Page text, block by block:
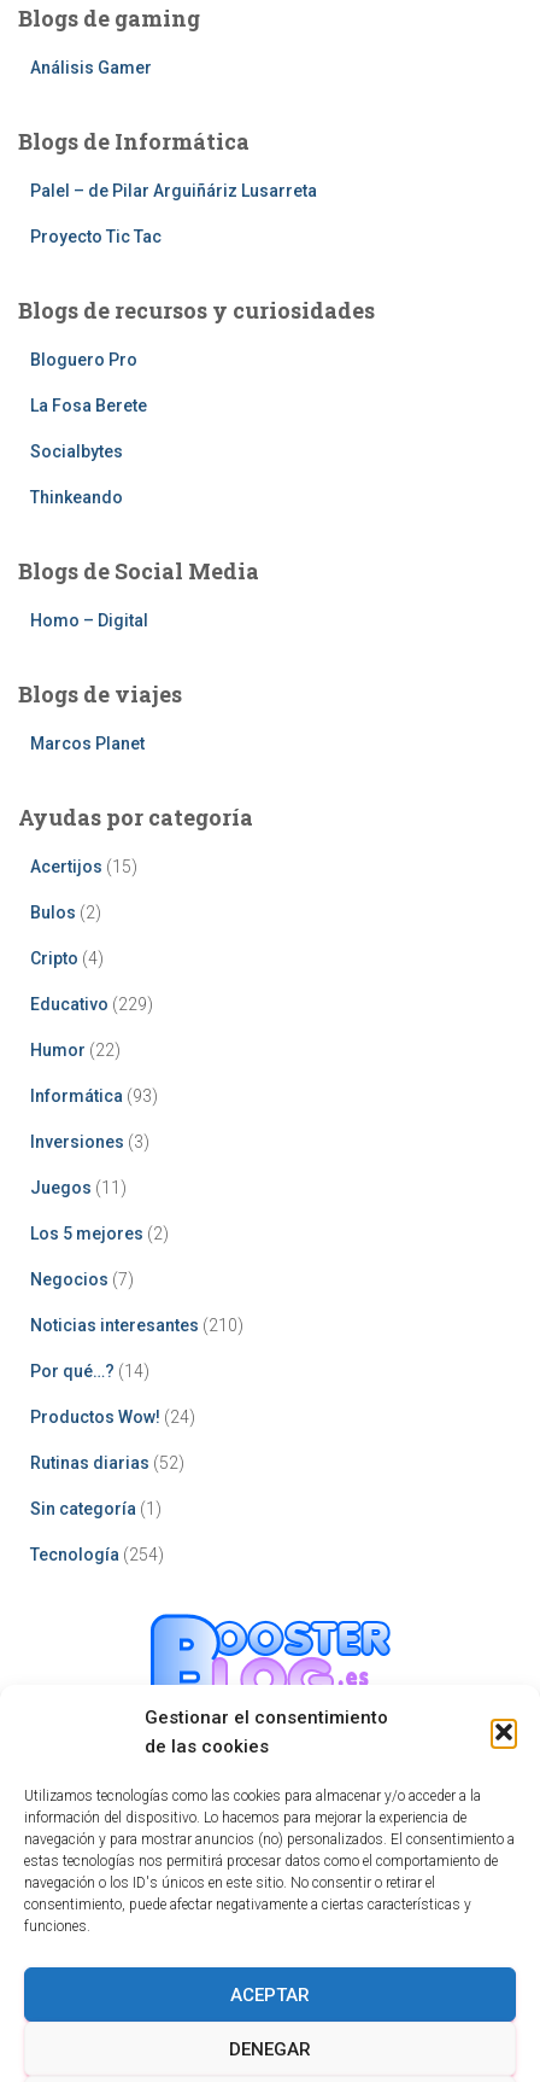
Gestionar el consentimiento
de las cookies
Utilizamos tecnologías como las cookies para almacenar y/o acceder a la
información del dispositivo. Lo hacemos para mejorar la experiencia de
navegación y para mostrar anuncios (no) personalizados. El consentimiento a
estas tecnologías nos permitirá procesar datos como el comportamiento de
navegación o los ID's únicos en este sitio. No consentir o retirar el
consentimiento, puede afectar negativamente a ciertas características y
funciones.
ACEPTAR
DENEGAR
Blogs de gaming
Análisis Gamer
Blogs de Informática
Palel – de Pilar Arguiñáriz Lusarreta
Proyecto Tic Tac
Blogs de recursos y curiosidades
Bloguero Pro
La Fosa Berete
Socialbytes
Thinkeando
Blogs de Social Media
Homo – Digital
Blogs de viajes
Marcos Planet
Ayudas por categoría
Acertijos (15)
Bulos (2)
Cripto (4)
Educativo (229)
Humor (22)
Informática (93)
Inversiones (3)
Juegos (11)
Los 5 mejores (2)
Negocios (7)
Noticias interesantes (210)
Por qué…? (14)
Productos Wow! (24)
Rutinas diarias (52)
Sin categoría (1)
Tecnología (254)